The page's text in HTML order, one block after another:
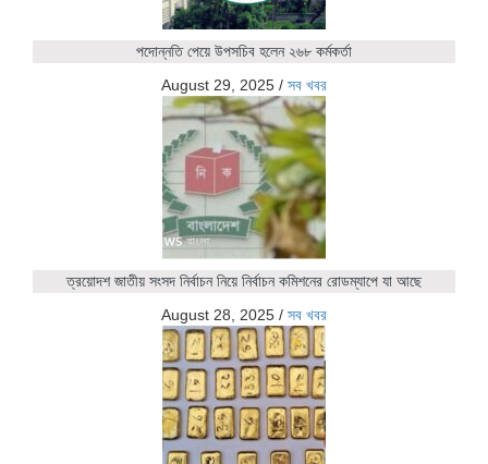
পদোন্নতি পেয়ে উপসচিব হলেন ২৬৮ কর্মকর্তা
August 29, 2025 / সব খবর
ত্রয়োদশ জাতীয় সংসদ নির্বাচন নিয়ে নির্বাচন কমিশনের রোডম্যাপে যা আছে
August 28, 2025 / সব খবর